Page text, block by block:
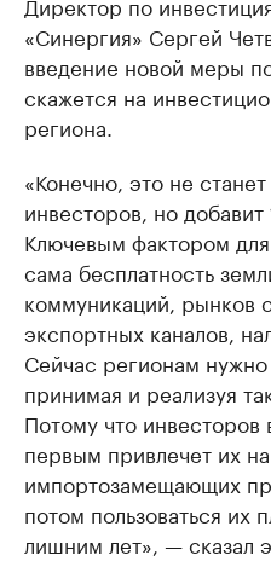
«Синергия» Сергей
введение новой меры
скажется на
региона.
«Конечно, это не
инвесторов, но добавит
Ключевым фактором
сама бесплатность
коммуникаций, рынков
экспортных каналов,
Сейчас регионам
принимая и реализуя
Потому что инвесторов
первым привлечет их
импортозамещающих
потом пользоваться
лишним лет», — сказал